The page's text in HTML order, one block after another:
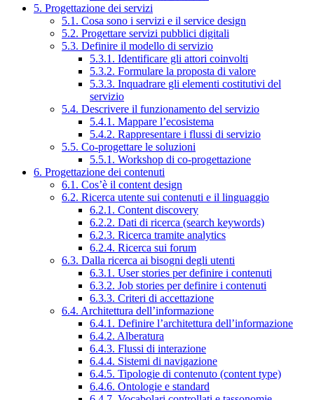
5. Progettazione dei servizi
5.1. Cosa sono i servizi e il service design
5.2. Progettare servizi pubblici digitali
5.3. Definire il modello di servizio
5.3.1. Identificare gli attori coinvolti
5.3.2. Formulare la proposta di valore
5.3.3. Inquadrare gli elementi costitutivi del
servizio
5.4. Descrivere il funzionamento del servizio
5.4.1. Mappare l’ecosistema
5.4.2. Rappresentare i flussi di servizio
5.5. Co-progettare le soluzioni
5.5.1. Workshop di co-progettazione
6. Progettazione dei contenuti
6.1. Cos’è il content design
6.2. Ricerca utente sui contenuti e il linguaggio
6.2.1. Content discovery
6.2.2. Dati di ricerca (search keywords)
6.2.3. Ricerca tramite analytics
6.2.4. Ricerca sui forum
6.3. Dalla ricerca ai bisogni degli utenti
6.3.1. User stories per definire i contenuti
6.3.2. Job stories per definire i contenuti
6.3.3. Criteri di accettazione
6.4. Architettura dell’informazione
6.4.1. Definire l’architettura dell’informazione
6.4.2. Alberatura
6.4.3. Flussi di interazione
6.4.4. Sistemi di navigazione
6.4.5. Tipologie di contenuto (content type)
6.4.6. Ontologie e standard